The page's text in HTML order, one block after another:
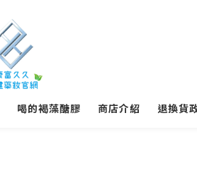
喝的褐藻醣膠 商店介紹 退換貨